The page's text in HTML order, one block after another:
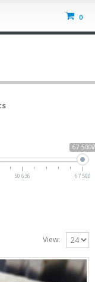
0
67 500₽
50 636 67 500
View: